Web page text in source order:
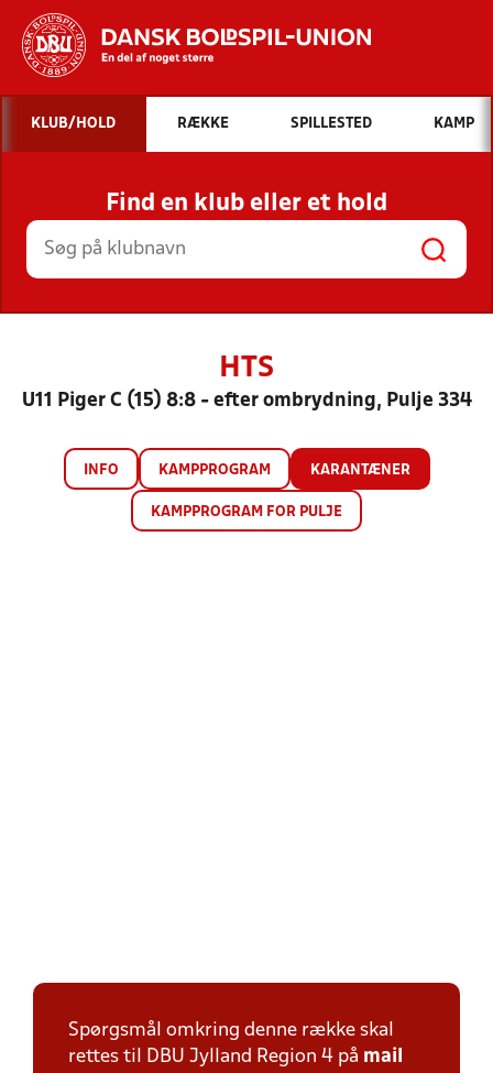
Hvad vil du søge efter?
INDHOLD OG NYHEDER
STILLINGER, RESULTATER, KLUBBER OG
HOLD
KLUB/HOLD RÆKKE SPILLESTED KAMP
Find en klub eller et hold
HTS
U11 Piger C (15) 8:8 - efter ombrydning, Pulje 334
INFO KAMPPROGRAM KARANTÆNER
KAMPPROGRAM FOR PULJE
Spørgsmål omkring denne række skal
rettes til DBU Jylland Region 4 på mail